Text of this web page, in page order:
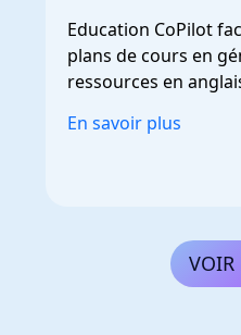
Education CoPilot
plans de cours en
ressources en
En savoir plus
VOIR